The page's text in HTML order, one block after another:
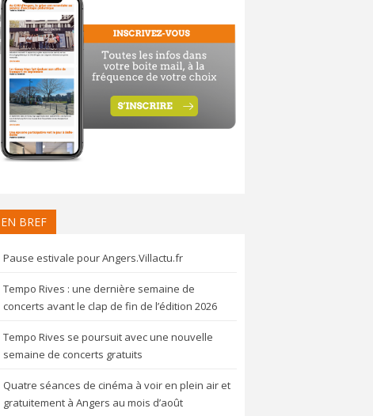
EN BREF
Pause estivale pour Angers.Villactu.fr
Tempo Rives : une dernière semaine de
concerts avant le clap de fin de l’édition 2026
Tempo Rives se poursuit avec une nouvelle
semaine de concerts gratuits
Quatre séances de cinéma à voir en plein air et
gratuitement à Angers au mois d’août